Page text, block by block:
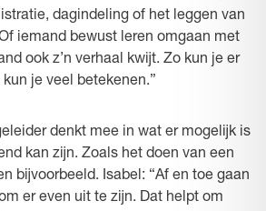
dagindeling of het leggen van
iemand bewust leren omgaan met
ook z’n verhaal kwijt. Zo kun je er
je veel betekenen.”
denkt mee in wat er mogelijk is
kan zijn. Zoals het doen van een
bijvoorbeeld. Isabel: “Af en toe gaan
er even uit te zijn. Dat helpt om